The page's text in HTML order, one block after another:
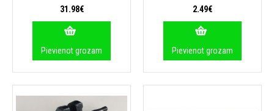
31.98€
Pievienot grozam
2.49€
Pievienot grozam